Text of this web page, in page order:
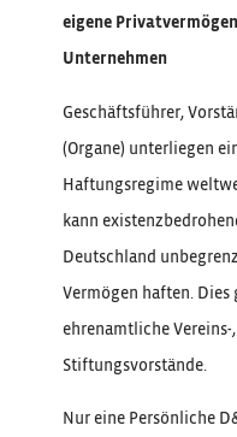
eigene
Unternehmen
Geschäftsführer,
(Organe) unterliegen
Haftungsregime
kann
Deutschland
Vermögen haften.
ehrenamtliche Vereins-
Stiftungsvorstände.
Nur eine Persönliche